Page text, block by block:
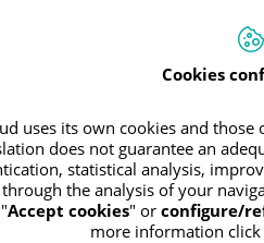
o el cristalino del ojo que
pero suele ser leve y, en
la parte del ojo que lo genera.
Cookies
uses its own cookies and
does not guarantee an
statistical analysis,
the analysis of your
Accept cookies" or configure/
more information click